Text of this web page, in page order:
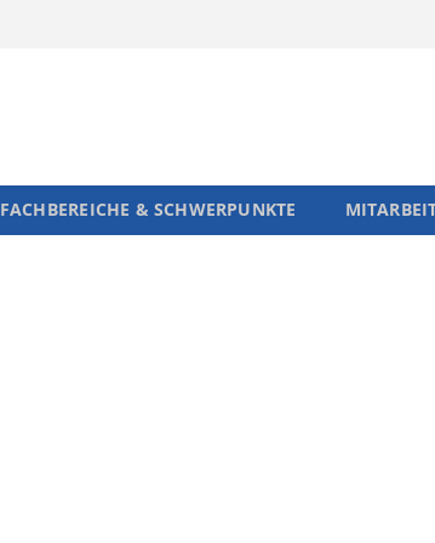
FACHBEREICHE & SCHWERPUNKTE